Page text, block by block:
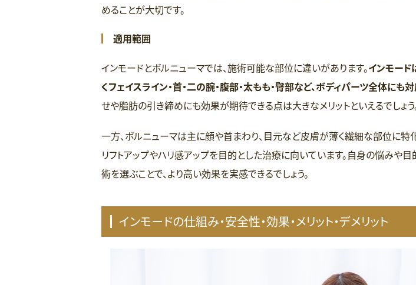
めることが大切です。
適用範囲
インモードとボルニューマでは、施術可能な部位に違いがあります。インモード
くフェイスライン・首・二の腕・腹部・太もも・臀部など、ボディパーツ全体にも
せや脂肪の引き締めにも効果が期待できる点は大きなメリットといえるでしょう
一方、ボルニューマは主に顔や首まわり、目元など皮膚が薄く繊細な部位に特
リフトアップやハリ感アップを目的とした治療に向いています。自身の悩みや
術を選ぶことで、より高い効果を実感できるでしょう。
インモードの仕組み・安全性・効果・メリット・デメリット